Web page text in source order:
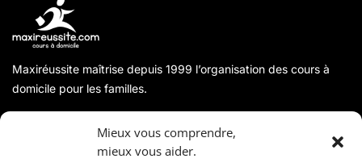
Mieux vous comprendre,
mieux vous aider.
Maxiréussite maîtrise depuis 1999 l’organisation des cours à
domicile pour les familles.